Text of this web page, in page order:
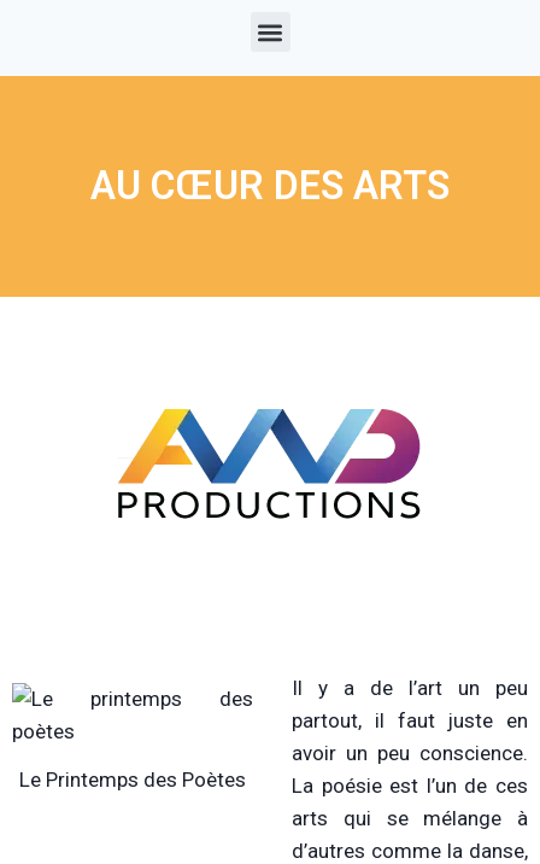
AU CŒUR DES ARTS
Le Printemps des Poètes
Il y a de l’art un peu
partout, il faut juste en
avoir un peu conscience.
La poésie est l’un de ces
arts qui se mélange à
d’autres comme la danse,